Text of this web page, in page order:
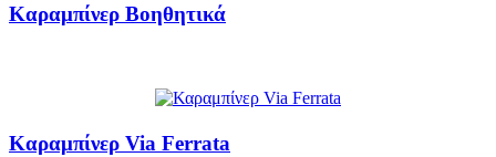
Καραμπίνερ Βοηθητικά
Καραμπίνερ Via Ferrata